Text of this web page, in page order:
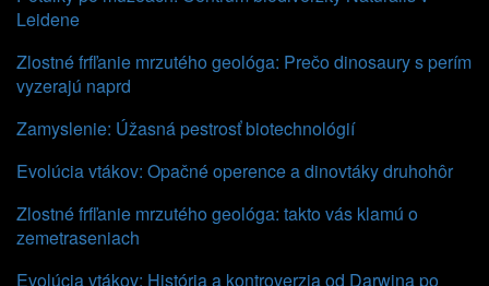
Leidene
Zlostné frfľanie mrzutého geológa: Prečo dinosaury s perím
vyzerajú naprd
Zamyslenie: Úžasná pestrosť biotechnológií
Evolúcia vtákov: Opačné operence a dinovtáky druhohôr
Zlostné frfľanie mrzutého geológa: takto vás klamú o
zemetraseniach
Evolúcia vtákov: História a kontroverzia od Darwina po